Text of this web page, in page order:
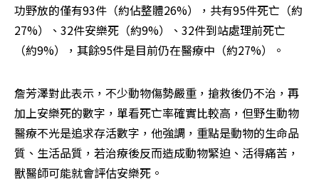
功野放的僅有93件（約佔整體26%），共有95件死亡（約
27%）、32件安樂死（約9%）、32件到站處理前死亡
（約9%），其餘95件是目前仍在醫療中（約27%）。
詹芳澤對此表示，不少動物傷勢嚴重，搶救後仍不治，再
加上安樂死的數字，單看死亡率確實比較高，但野生動物
醫療不光是追求存活數字，他強調，重點是動物的生命品
質、生活品質，若治療後反而造成動物緊迫、活得痛苦，
獸醫師可能就會評估安樂死。